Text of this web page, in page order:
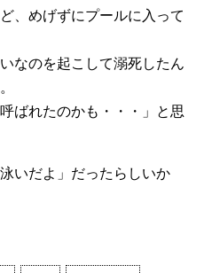
、めげずにプールに入って
なのを起こして溺死したん
ばれたのかも・・・」と思
いだよ」だったらしいか